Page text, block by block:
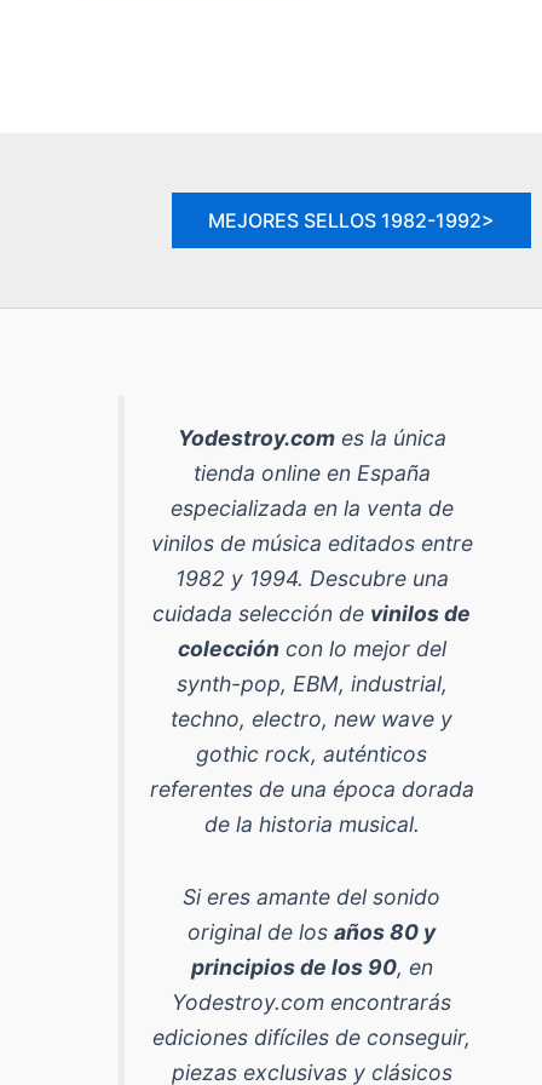
MEJORES SELLOS 1982-1992>
Yodestroy.comes la única
tienda online en España
especializada en la venta de
vinilos de música editados entre
1982 y 1994. Descubre una
cuidada selección de vinilos de
coleccióncon lo mejor del
synth-pop, EBM, industrial,
techno, electro, new wave y
gothic rock, auténticos
referentes de una época dorada
de la historia musical.
Si eres amante del sonido
original de losaños 80 y
principios de los 90, en
Yodestroy.com encontrarás
ediciones difíciles de conseguir,
piezas exclusivas y clásicos